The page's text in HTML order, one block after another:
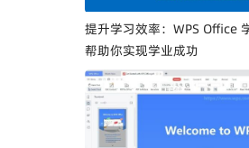
提升学习效率：WPS Office
帮助你实现学业成功